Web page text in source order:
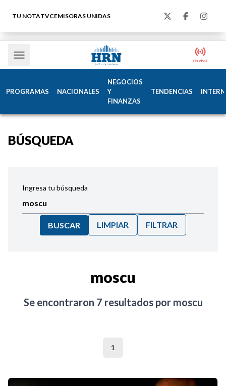
TU NOTATVCEMISORAS UNIDAS
PROGRAMAS NACIONALES
NEGOCIOS
Y
FINANZAS
TENDENCIAS
BÚSQUEDA
Ingresa tu búsqueda
BUSCAR LIMPIAR FILTRAR
moscu
Se encontraron 7 resultados por moscu
1